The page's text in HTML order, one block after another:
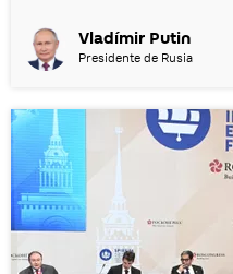
Vladímir Putin
Presidente de Rusia